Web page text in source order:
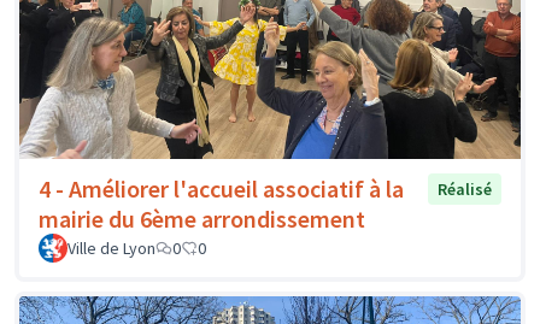
4 - Améliorer l'accueil associatif à la
mairie du 6ème arrondissement
Réalisé
Ville de Lyon 0 0